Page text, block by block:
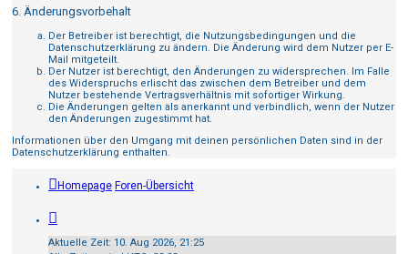
6. Änderungsvorbehalt
Der Betreiber ist berechtigt, die Nutzungsbedingungen und die
Datenschutzerklärung zu ändern. Die Änderung wird dem Nutzer per E-
Mail mitgeteilt.
Der Nutzer ist berechtigt, den Änderungen zu widersprechen. Im Falle
des Widerspruchs erlischt das zwischen dem Betreiber und dem
Nutzer bestehende Vertragsverhältnis mit sofortiger Wirkung.
Die Änderungen gelten als anerkannt und verbindlich, wenn der Nutzer
den Änderungen zugestimmt hat.
Informationen über den Umgang mit deinen persönlichen Daten sind in der
Datenschutzerklärung enthalten.
Homepage Foren-Übersicht
Aktuelle Zeit: 10. Aug 2026, 21:25